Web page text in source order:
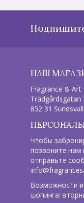
НАШ
Fragrance & Art
Trädgårdsgatan
852 31 Sundsvall
Чтобы
позвоните нам
отправьте
Возможности
шопинга: